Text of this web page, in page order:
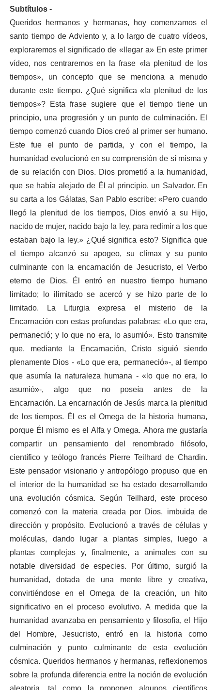
Subtítulos -
Queridos hermanos y hermanas, hoy comenzamos el
santo tiempo de Adviento y, a lo largo de cuatro vídeos,
exploraremos el significado de «llegar a» En este primer
vídeo, nos centraremos en la frase «la plenitud de los
tiempos», un concepto que se menciona a menudo
durante este tiempo. ¿Qué significa «la plenitud de los
tiempos»? Esta frase sugiere que el tiempo tiene un
principio, una progresión y un punto de culminación. El
tiempo comenzó cuando Dios creó al primer ser humano.
Este fue el punto de partida, y con el tiempo, la
humanidad evolucionó en su comprensión de sí misma y
de su relación con Dios. Dios prometió a la humanidad,
que se había alejado de Él al principio, un Salvador. En
su carta a los Gálatas, San Pablo escribe: «Pero cuando
llegó la plenitud de los tiempos, Dios envió a su Hijo,
nacido de mujer, nacido bajo la ley, para redimir a los que
estaban bajo la ley.» ¿Qué significa esto? Significa que
el tiempo alcanzó su apogeo, su clímax y su punto
culminante con la encarnación de Jesucristo, el Verbo
eterno de Dios. Él entró en nuestro tiempo humano
limitado; lo ilimitado se acercó y se hizo parte de lo
limitado. La Liturgia expresa el misterio de la
Encarnación con estas profundas palabras: «Lo que era,
permaneció; y lo que no era, lo asumió». Esto transmite
que, mediante la Encarnación, Cristo siguió siendo
plenamente Dios - «Lo que era, permaneció»-, al tiempo
que asumía la naturaleza humana - «lo que no era, lo
asumió»-, algo que no poseía antes de la
Encarnación. La encarnación de Jesús marca la plenitud
de los tiempos. Él es el Omega de la historia humana,
porque Él mismo es el Alfa y Omega. Ahora me gustaría
compartir un pensamiento del renombrado filósofo,
científico y teólogo francés Pierre Teilhard de Chardin.
Este pensador visionario y antropólogo propuso que en
el interior de la humanidad se ha estado desarrollando
una evolución cósmica. Según Teilhard, este proceso
comenzó con la materia creada por Dios, imbuida de
dirección y propósito. Evolucionó a través de células y
moléculas, dando lugar a plantas simples, luego a
plantas complejas y, finalmente, a animales con su
notable diversidad de especies. Por último, surgió la
humanidad, dotada de una mente libre y creativa,
convirtiéndose en el Omega de la creación, un hito
significativo en el proceso evolutivo. A medida que la
humanidad avanzaba en pensamiento y filosofía, el Hijo
del Hombre, Jesucristo, entró en la historia como
culminación y punto culminante de esta evolución
cósmica. Queridos hermanos y hermanas, reflexionemos
sobre la profunda diferencia entre la noción de evolución